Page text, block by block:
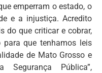
emperram o estado, o
e a injustiça. Acredito
do que criticar e cobrar,
que tenhamos leis
de Mato Grosso e
Segurança Pública”,